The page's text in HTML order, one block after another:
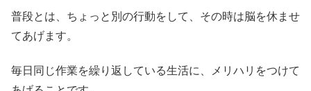
普段とは、ちょっと別の行動をして、その時は脳を休ませ
てあげます。
毎日同じ作業を繰り返している生活に、メリハリをつけて